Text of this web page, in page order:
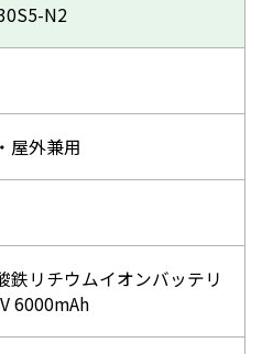
N2
屋外兼用
鉄リチウムイオンバッテリ
6000mAh